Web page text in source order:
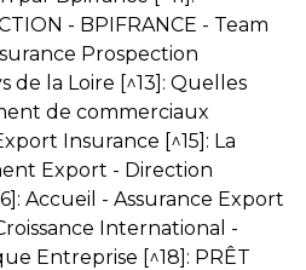
- BPIFRANCE - Team
Prospection
de la Loire [^13]: Quelles
de commerciaux
Insurance [^15]: La
Export - Direction
Accueil - Assurance Export
International -
Entreprise [^18]: PRÊT